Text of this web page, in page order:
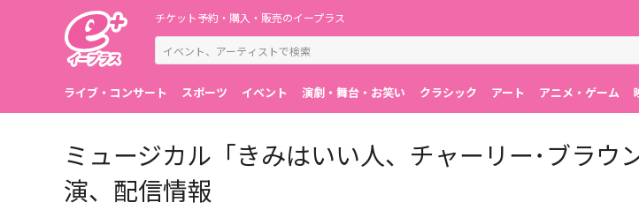
チケット予約・購入・販売のイープラス
ライブ・コンサート スポーツ イベント 演劇・舞台・お笑い クラシック アート アニメ・ゲーム
ミュージカル「きみはいい人、チャーリー･ブラウ
演、配信情報